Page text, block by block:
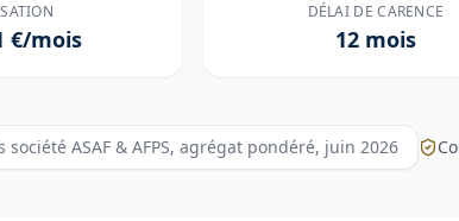
€/mois
DÉLAI DE CARENCE
12 mois
ASAF & AFPS, agrégat pondéré, juin 2026